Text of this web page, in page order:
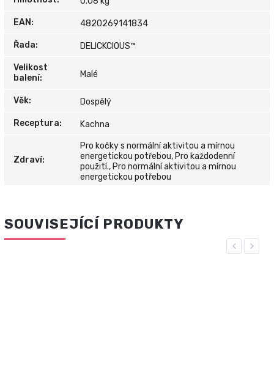
EAN : 4820269141834
Řada: DELICKCIOUS™
Velikost
balení: Malé
Věk: Dospělý
Receptura: Kachna
Zdraví:
Pro kočky s normální aktivitou a mírnou
energetickou potřebou, Pro každodenní
použití., Pro normální aktivitou a mírnou
energetickou potřebou
SOUVISEJÍCÍ PRODUKTY
Previous
Next